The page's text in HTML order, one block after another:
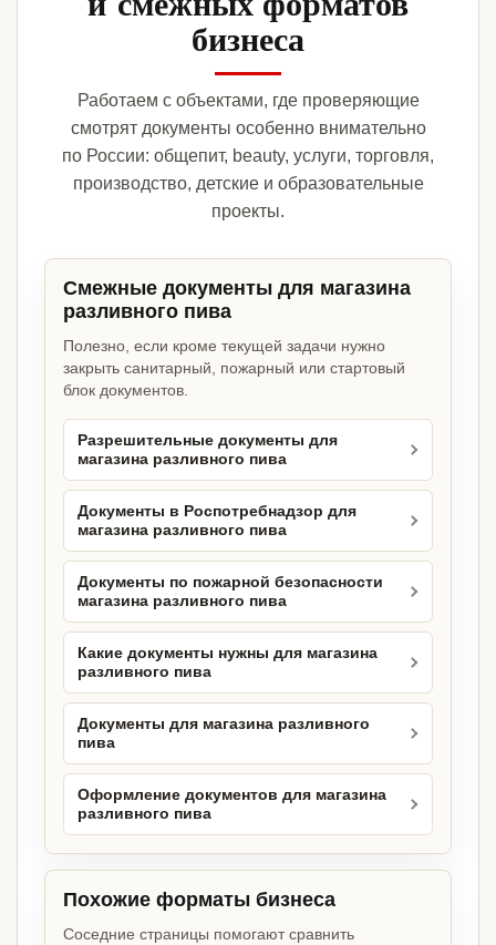
бизнеса
Работаем с объектами, где проверяющие
смотрят документы особенно внимательно
по России: общепит, beauty, услуги, торговля,
производство, детские и образовательные
проекты.
Смежные документы для магазина
разливного пива
Полезно, если кроме текущей задачи нужно
закрыть санитарный, пожарный или стартовый
блок документов.
Разрешительные документы для
магазина разливного пива
Документы в Роспотребнадзор для
магазина разливного пива
Документы по пожарной безопасности
магазина разливного пива
Какие документы нужны для магазина
разливного пива
Документы для магазина разливного
пива
Оформление документов для магазина
разливного пива
Похожие форматы бизнеса
Соседние страницы помогают сравнить